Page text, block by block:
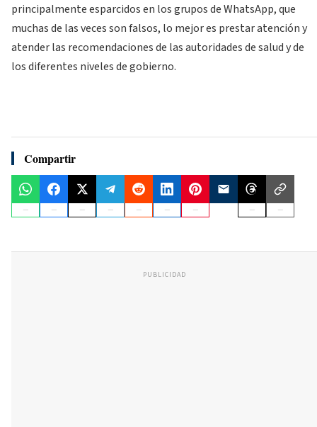
principalmente esparcidos en los grupos de WhatsApp, que
muchas de las veces son falsos, lo mejor es prestar atención y
atender las recomendaciones de las autoridades de salud y de
los diferentes niveles de gobierno.
Compartir
PUBLICIDAD